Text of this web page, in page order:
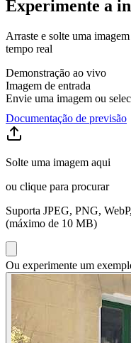
Experimente a
Arraste e solte uma
tempo real
Demonstração ao vivo
Imagem de entrada
Envie uma imagem ou
Documentação de previsão
Solte uma imagem aqui
ou clique para procurar
Suporta JPEG, PNG,
(máximo de 10 MB)
Ou experimente um